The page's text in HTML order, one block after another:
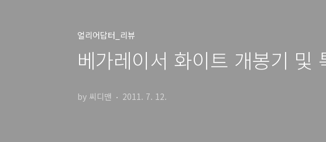
얼리어답터_리뷰
베가레이서 화이트 개봉기 및
by 씨디맨 2011. 7. 12.